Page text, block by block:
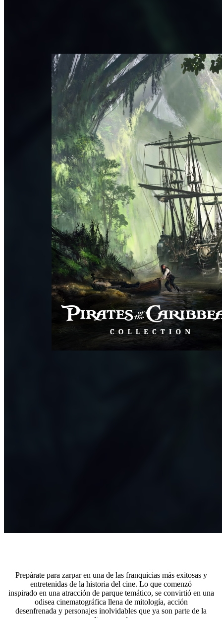
Prepárate para zarpar en una de las franquicias más exitosas y
entretenidas de la historia del cine. Lo que comenzó
inspirado en una atracción de parque temático, se convirtió en una
odisea cinematográfica llena de mitología, acción
desenfrenada y personajes inolvidables que ya son parte de la